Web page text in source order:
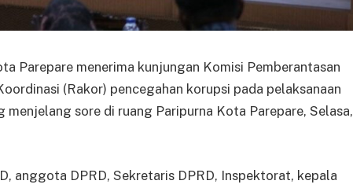
Parepare menerima kunjungan Komisi Pemberantasan
(Rakor) pencegahan korupsi pada pelaksanaan
menjelang sore di ruang Paripurna Kota Parepare, Selasa,
anggota DPRD, Sekretaris DPRD, Inspektorat, kepala